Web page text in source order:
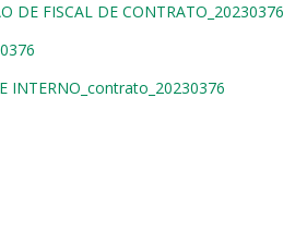
DE FISCAL DE CONTRATO_20230376
INTERNO_contrato_20230376